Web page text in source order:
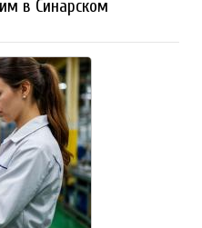
в Синарском